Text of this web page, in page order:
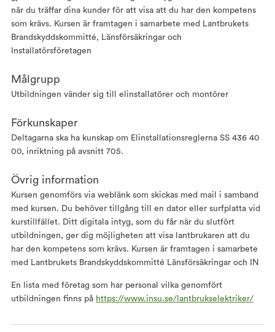
när du träffar dina kunder för att visa att du har den kompetens
som krävs. Kursen är framtagen i samarbete med Lantbrukets
Brandskyddskommitté, Länsförsäkringar och
Installatörsföretagen
Målgrupp
Utbildningen vänder sig till elinstallatörer och montörer
Förkunskaper
Deltagarna ska ha kunskap om Elinstallationsreglerna SS 436 40
00, inriktning på avsnitt 705.
Övrig information
Kursen genomförs via weblänk som skickas med mail i samband
med kursen. Du behöver tillgång till en dator eller surfplatta vid
kurstillfället. Ditt digitala intyg, som du får när du slutfört
utbildningen, ger dig möjligheten att visa lantbrukaren att du
har den kompetens som krävs. Kursen är framtagen i samarbete
med Lantbrukets Brandskyddskommitté Länsförsäkringar och IN
En lista med företag som har personal vilka genomfört
utbildningen finns på https://www.insu.se/lantbrukselektriker/